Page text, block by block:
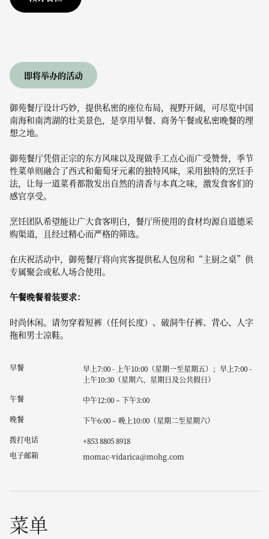
即将举办的活动
御苑餐厅设计巧妙，提供私密的座位布局，视野开阔，可尽览中国
南海和南湾湖的壮美景色，是享用早餐、商务午餐或私密晚餐的理
想之地。
御苑餐厅凭借正宗的东方风味以及现做手工点心而广受赞誉，季节
性菜单则融合了西式和葡萄牙元素的独特风味，采用独特的烹饪手
法，让每一道菜肴都散发出自然的清香与本真之味，激发食客们的
感官享受。
烹饪团队希望能让广大食客明白，餐厅所使用的食材均源自道德采
购渠道，且经过精心而严格的筛选。
在庆祝活动中，御苑餐厅将向宾客提供私人包房和“主厨之桌”供
专属聚会或私人场合使用。
午餐晚餐着装要求：
时尚休闲。请勿穿着短裤（任何长度）、破洞牛仔裤、背心、人字
拖和男士凉鞋。
早餐
早上7:00 - 上午10:00（星期一至星期五）；早上7:00 -
上午10:30（星期六、星期日及公共假日）
午餐
中午12:00 – 下午3:00
晚餐
下午6:00 – 晚上10:00（星期二至星期六）
拨打电话
+853 8805 8918
电子邮箱
momac-vidarica@mohg.com
菜单